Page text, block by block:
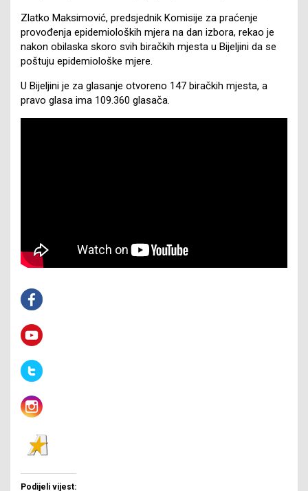
Zlatko Maksimović, predsjednik Komisije za praćenje
provođenja epidemioloških mjera na dan izbora, rekao je
nakon obilaska skoro svih biračkih mjesta u Bijeljini da se
poštuju epidemiološke mjere.
U Bijeljini je za glasanje otvoreno 147 biračkih mjesta, a
pravo glasa ima 109.360 glasača.
Podijeli vijest: